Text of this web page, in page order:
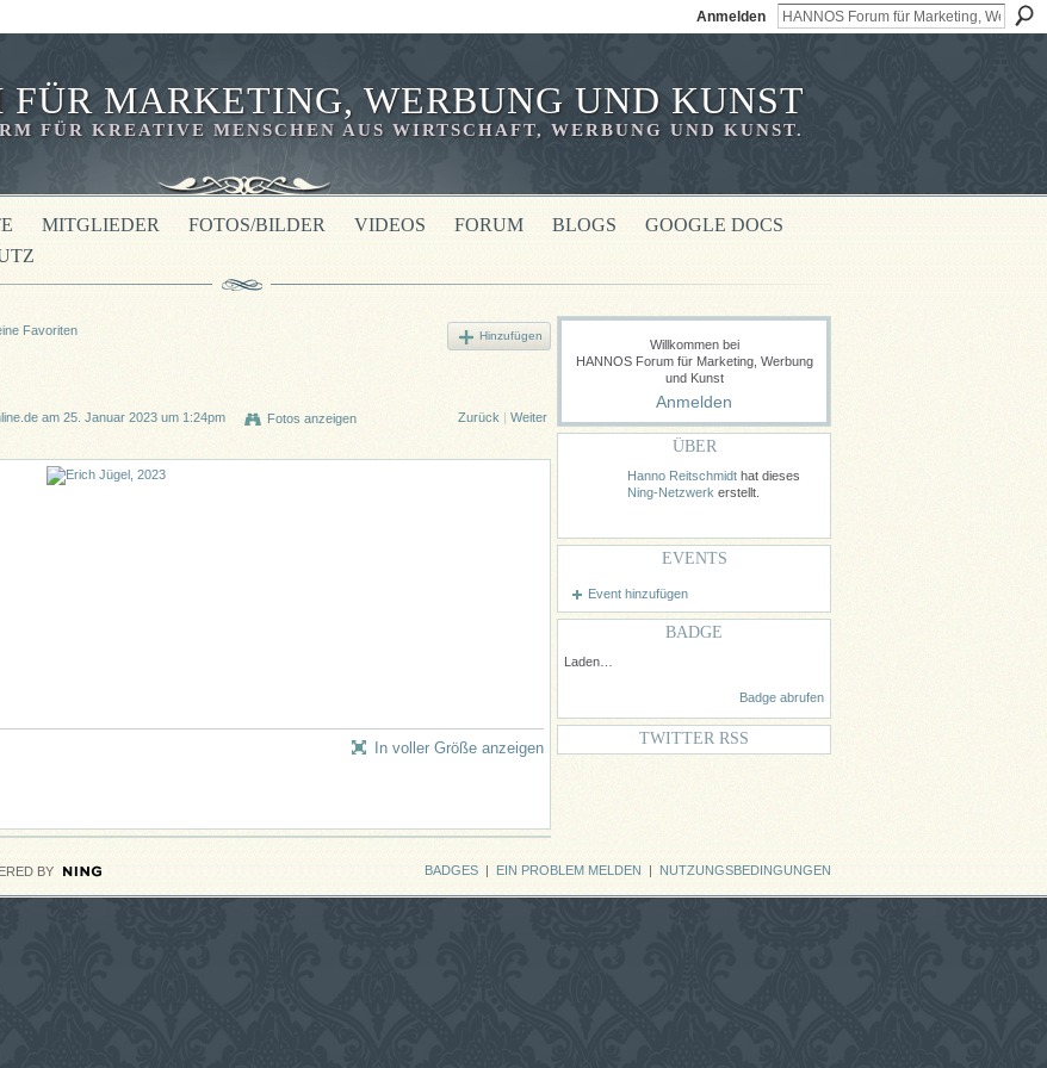
Anmelden
FÜR MARKETING, WERBUNG UND KUNST
FÜR KREATIVE MENSCHEN AUS WIRTSCHAFT, WERBUNG UND KUNST.
MITGLIEDER FOTOS/BILDER VIDEOS FORUM BLOGS
GOOGLE DOCS
Favoriten Hinzufügen
am 25. Januar 2023 um 1:24pm Fotos anzeigen Zurück | Weiter
In voller Größe anzeigen
Willkommen bei
HANNOS Forum für Marketing, Werbung
und Kunst
Anmelden
ÜBER
Hanno Reitschmidt hat dieses
Ning-Netzwerk erstellt.
EVENTS
Event hinzufügen
BADGE
Laden…
Badge abrufen
TWITTER RSS
BY BADGES EIN PROBLEM MELDEN NUTZUNGSBEDINGUNGEN